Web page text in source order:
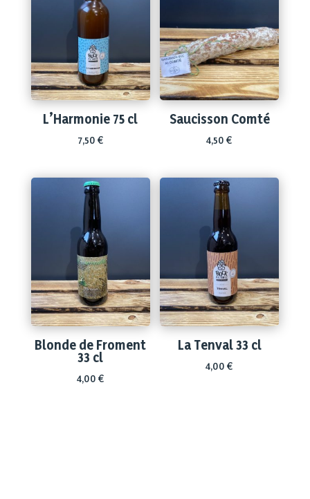
L’Harmonie 75 cl
7,50 €
Saucisson Comté
4,50€
Blonde de Froment
33 cl
4,00 €
La Tenval 33 cl
4,00€